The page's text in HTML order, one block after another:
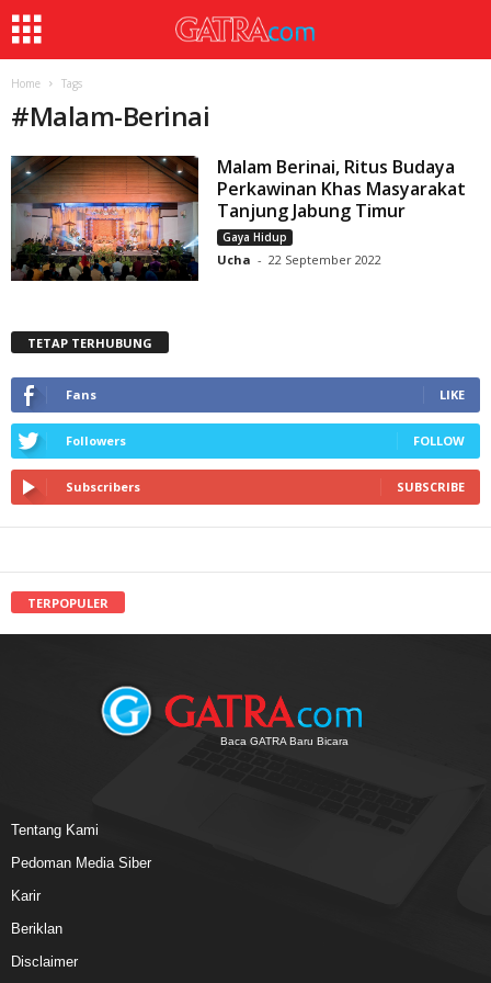
Home Tags
#Malam-Berinai
Malam Berinai, Ritus Budaya
Perkawinan Khas Masyarakat
Tanjung Jabung Timur
Gaya Hidup
Ucha - 22 September 2022
TETAP TERHUBUNG
Fans LIKE
Followers FOLLOW
Subscribers SUBSCRIBE
TERPOPULER
Baca GATRA Baru Bicara
Tentang Kami
Pedoman Media Siber
Karir
Beriklan
Disclaimer